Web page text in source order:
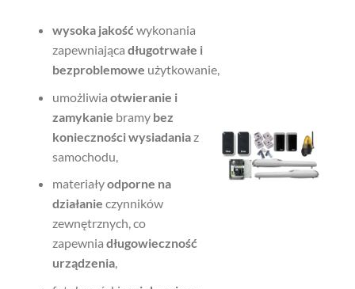
wysoka jakośćwykonania
zapewniająca długotrwałe i
bezproblemowe użytkowanie,
umożliwia otwieranie i
zamykanie bramy bez
konieczności wysiadaniaz
samochodu,
materiałyodporne na
działanie czynników
zewnętrznych, co
zapewnia długowieczność
urządzenia,